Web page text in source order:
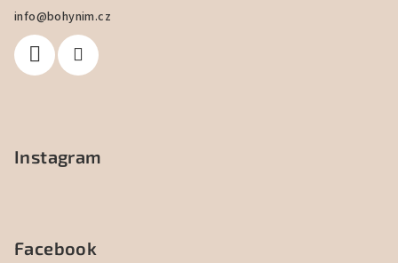
info@bohynim.cz
Instagram
Facebook